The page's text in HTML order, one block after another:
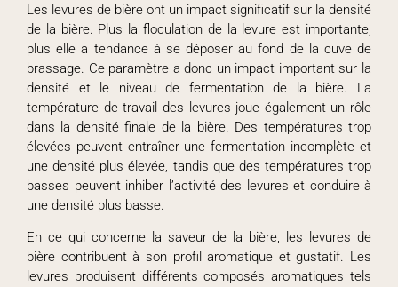
Les levures de bière ont un impact significatif sur la densité
de la bière. Plus la floculation de la levure est importante,
plus elle a tendance à se déposer au fond de la cuve de
brassage. Ce paramètre a donc un impact important sur la
densité et le niveau de fermentation de la bière. La
température de travail des levures joue également un rôle
dans la densité finale de la bière. Des températures trop
élevées peuvent entraîner une fermentation incomplète et
une densité plus élevée, tandis que des températures trop
basses peuvent inhiber l’activité des levures et conduire à
une densité plus basse.
En ce qui concerne la saveur de la bière, les levures de
bière contribuent à son profil aromatique et gustatif. Les
levures produisent différents composés aromatiques tels